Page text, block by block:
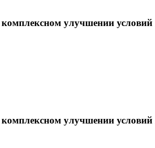
улучшении условий
улучшении условий